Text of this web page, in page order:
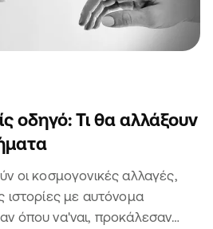
οδηγό: Τι θα αλλάξουν
οι κοσμογονικές αλλαγές,
ιστορίες με αυτόνομα
όπου να'ναι, προκάλεσαν